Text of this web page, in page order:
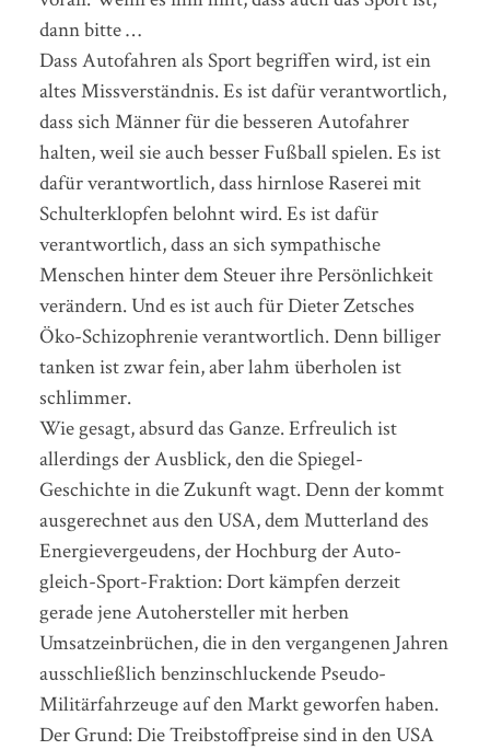
dann bitte …
Dass Autofahren als Sport begriffen wird, ist ein
altes Missverständnis. Es ist dafür verantwortlich,
dass sich Männer für die besseren Autofahrer
halten, weil sie auch besser Fußball spielen. Es ist
dafür verantwortlich, dass hirnlose Raserei mit
Schulterklopfen belohnt wird. Es ist dafür
verantwortlich, dass an sich sympathische
Menschen hinter dem Steuer ihre Persönlichkeit
verändern. Und es ist auch für Dieter Zetsches
Öko-Schizophrenie verantwortlich. Denn billiger
tanken ist zwar fein, aber lahm überholen ist
schlimmer.
Wie gesagt, absurd das Ganze. Erfreulich ist
allerdings der Ausblick, den die Spiegel-
Geschichte in die Zukunft wagt. Denn der kommt
ausgerechnet aus den USA, dem Mutterland des
Energievergeudens, der Hochburg der Auto-
gleich-Sport-Fraktion: Dort kämpfen derzeit
gerade jene Autohersteller mit herben
Umsatzeinbrüchen, die in den vergangenen Jahren
ausschließlich benzinschluckende Pseudo-
Militärfahrzeuge auf den Markt geworfen haben.
Der Grund: Die Treibstoffpreise sind in den USA